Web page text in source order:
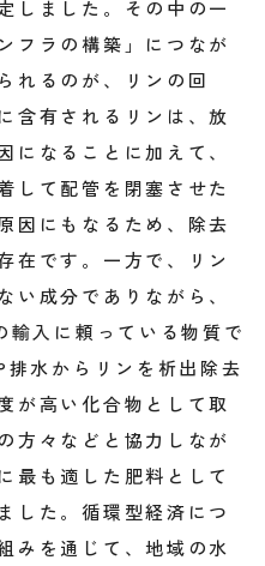
しました。その中の一
フラの構築」につなが
れるのが、リンの回
含有されるリンは、放
になることに加えて、
して配管を閉塞させた
因にもなるため、除去
在です。一方で、リン
い成分でありながら、
輸入に頼っている物質で
水からリンを析出除去
が高い化合物として取
方々などと協力しなが
最も適した肥料として
した。循環型経済につ
みを通じて、地域の水